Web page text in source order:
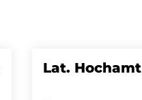
Lat. Hochamt